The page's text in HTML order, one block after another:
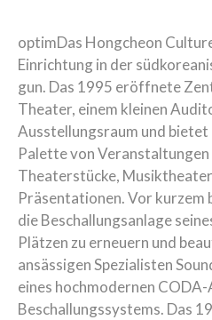
optimDas Hongcheon
Einrichtung in der
gun. Das 1995 eröffnete
Theater, einem kleinen
Ausstellungsraum und
Palette von
Theaterstücke,
Präsentationen. Vor kurzem
die Beschallungsanlage
Plätzen zu erneuern und
ansässigen Spezialisten
eines hochmodernen
Beschallungssystems. Das